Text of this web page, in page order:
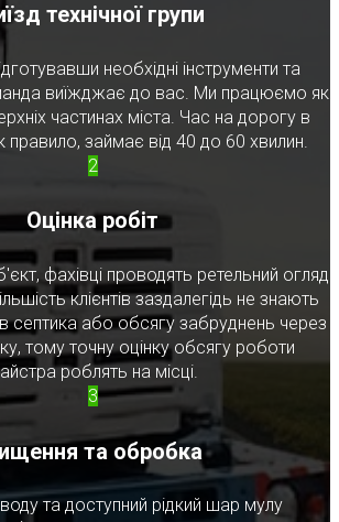
технічної групи
необхідні інструменти та
виїжджає до вас. Ми працюємо як
частинах міста. Час на дорогу в
правило, займає від 40 до 60 хвилин.
2
Оцінка робіт
фахівці проводять ретельний огляд
клієнтів заздалегідь не знають
септика або обсягу забруднень через
тому точну оцінку обсягу роботи
роблять на місці.
3
та обробка
та доступний рідкий шар мулу